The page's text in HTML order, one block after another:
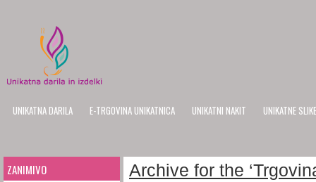
UNIKATNA DARILA E-TRGOVINA UNIKATNICA UNIKATNI NAKIT UNIKATNE SLIKE
ZANIMIVO Archive for the